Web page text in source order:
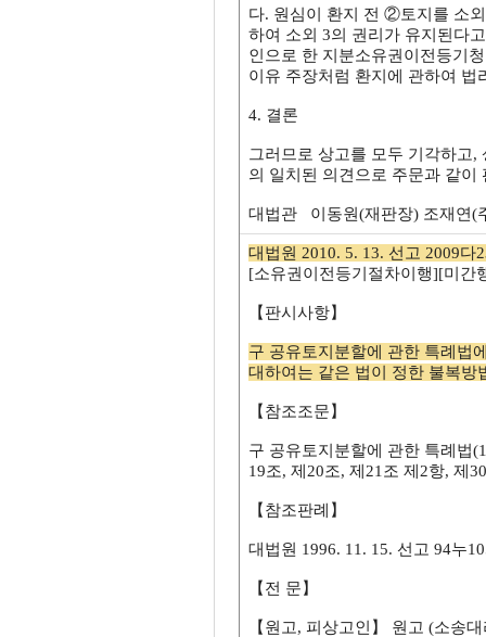
다. 원심이 환지 전 ②토지를 소
하여 소외 3의 권리가 유지된다
인으로 한 지분소유권이전등기
이유 주장처럼 환지에 관하여
4. 결론
그러므로 상고를 모두 기각하고
의 일치된 의견으로 주문과 같이
대법관 이동원(재판장) 조재연
대법원 2010. 5. 13. 선고 2009다
[소유권이전등기절차이행][미간
【판시사항】
구 공유토지분할에 관한 특례법
대하여는 같은 법이 정한 불복방
【참조조문】
구 공유토지분할에 관한 특례법
19조, 제20조, 제21조 제2항, 제
【참조판례】
대법원 1996. 11. 15. 선고 94누
【전 문】
【원고, 피상고인】 원고 (소송